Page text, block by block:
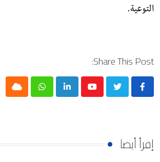
التوعية.
Share This Post:
Youtube
LinkedIn
Whatsapp
Cloud
إقرأ أيضا